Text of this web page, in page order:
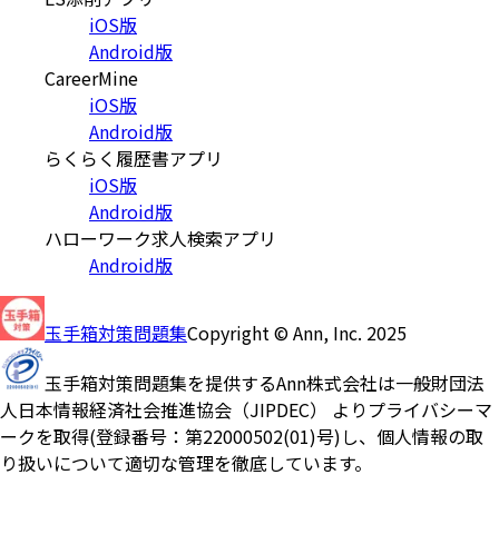
iOS版
Android版
CareerMine
iOS版
Android版
らくらく履歴書アプリ
iOS版
Android版
ハローワーク求人検索アプリ
Android版
玉手箱対策問題集Copyright © Ann, Inc. 2025
玉手箱対策問題集を提供するAnn株式会社は一般財団法
人日本情報経済社会推進協会（JIPDEC） よりプライバシーマ
ークを取得(登録番号：第22000502(01)号)し、個人情報の取
り扱いについて適切な管理を徹底しています。